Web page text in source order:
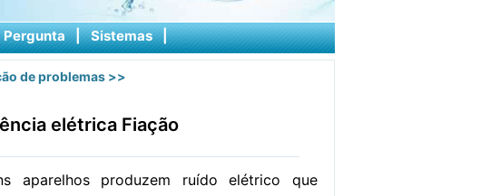
Pergunta | Sistemas |
de problemas >>
elétrica Fiação
aparelhos produzem ruído elétrico que